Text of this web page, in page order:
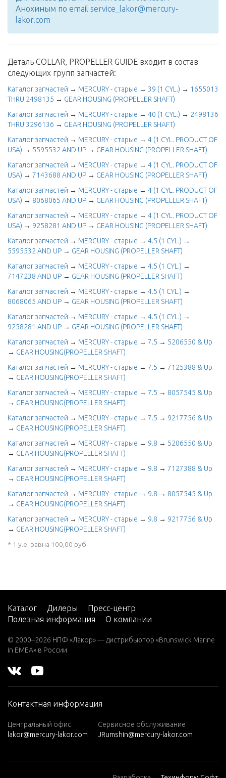
Анохиным по email service_lakor@mercury-
lakor.com
Деталь COLLAR, PROPELLER GUIDE входит в состав
следующих групп запчастей:
Каталог запчастей → MERCURY - старые → 39 (1 CYL.) → 1655013
THRU 2498135 → GEAR HOUSING (PROPELLER SHAFT)
Каталог запчастей → MERCURY - старые → 40 (1 CYL.) → 2498136
THRU 3296136 → GEAR HOUSING (PROPELLER SHAFT)
Каталог запчастей → MERCURY - старые → 4 (1 CYL. PRODUCT OF
USA) → 5595532 AND UP → GEAR HOUSING (PROPELLER SHAFT)
Каталог запчастей → MERCURY - старые → 4 (1 CYL. PRODUCT OF
USA) → 7143688 AND UP → GEAR HOUSING (PROPELLER SHAFT)
Каталог запчастей → MERCURY - старые → 4 (1 CYL. PRODUCT OF
USA) → 8068065 AND UP → GEAR HOUSING (PROPELLER SHAFT)
Каталог запчастей → MERCURY - старые → 4 (1 CYL. PRODUCT OF
USA) → 9258281 AND UP → GEAR HOUSING (PROPELLER SHAFT)
Каталог запчастей → MERCURY - старые → 4.5 (1 CYL.) →
5595532 AND UP → GEAR HOUSING (PROPELLER SHAFT)
Каталог запчастей → MERCURY - старые → 4.5 (1 CYL.) →
7147238 AND UP → GEAR HOUSING (PROPELLER SHAFT)
Каталог запчастей → MERCURY - старые → 4.5 (1 CYL.) →
8068065 AND UP → GEAR HOUSING (PROPELLER SHAFT)
Каталог запчастей → MERCURY - старые → 4.5 (1 CYL.) →
9258281 AND UP → GEAR HOUSING (PROPELLER SHAFT)
Каталог запчастей → MERCURY - старые → 7.5 → 5206550 & Up
→ GEAR HOUSING(PROPELLER SHAFT)
Каталог запчастей → MERCURY - старые → 7.5 → 7125388 & Up
→ GEAR HOUSING(PROPELLER SHAFT)
Каталог запчастей → MERCURY - старые → 7.5 → 8057545 & Up
→ GEAR HOUSING(PROPELLER SHAFT)
Каталог запчастей → MERCURY - старые → 7.5 → 9217756 & Up
→ GEAR HOUSING(PROPELLER SHAFT)
Каталог запчастей → MERCURY - старые → 9.8 → 5206550 & Up
→ GEAR HOUSING(PROPELLER SHAFT)
Каталог запчастей → MERCURY - старые → 9.8 → 7127388 & Up
→ GEAR HOUSING(PROPELLER SHAFT)
Каталог запчастей → MERCURY - старые → 9.8 → 8057545 & Up
→ GEAR HOUSING(PROPELLER SHAFT)
Каталог запчастей → MERCURY - старые → 9.8 → 9217756 & Up
→ GEAR HOUSING(PROPELLER SHAFT)
* 1 у.е. равна 100,00 руб.
Каталог Дилеры
Пресс-центр
Полезная информация
О компании
© 2000–2026 НПФ «Лакор» — дистрибьютор «Brunswick Marine
in EMEA» в России
Контактная информация
Центральный офис
lakor@mercury-lakor.com
Сервисное обслуживание
JRumshin@mercury-lakor.com